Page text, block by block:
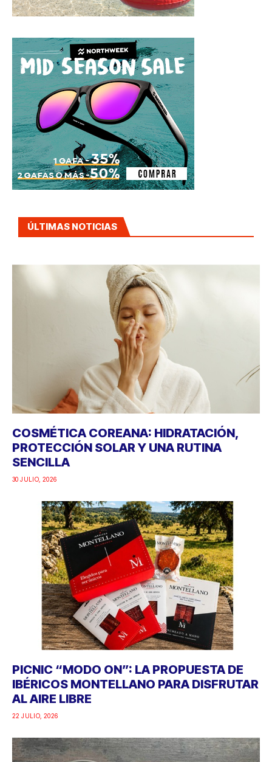
ÚLTIMAS NOTICIAS
COSMÉTICA COREANA: HIDRATACIÓN,
PROTECCIÓN SOLAR Y UNA RUTINA
SENCILLA
30 JULIO, 2026
PICNIC “MODO ON”: LA PROPUESTA DE
IBÉRICOS MONTELLANO PARA DISFRUTAR
AL AIRE LIBRE
22 JULIO, 2026